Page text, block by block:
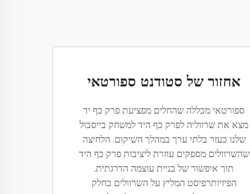
אחזור של סטודנט ספורטאי
ספורטאי מכללה שהחלים מפציעת פרק כף יד
מצא את שרווליה לפרק כף היד למשחק בייסבול
שלנו כעזר בלתי ערך במהלך השיקום. הלחיצה
שהשרוולים מספקים עוזרת ליציבות פרק כף היד
תוך איפשור של בניית עוצמה הדרגתית.
הפיזיותרפיסט המליץ על השרוולים כחלק